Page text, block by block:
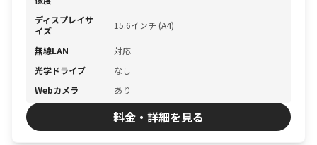
ディスプレイサ
イズ
15.6インチ (A4)
無線LAN
対応
光学ドライブ
なし
Webカメラ
あり
料金・詳細を見る